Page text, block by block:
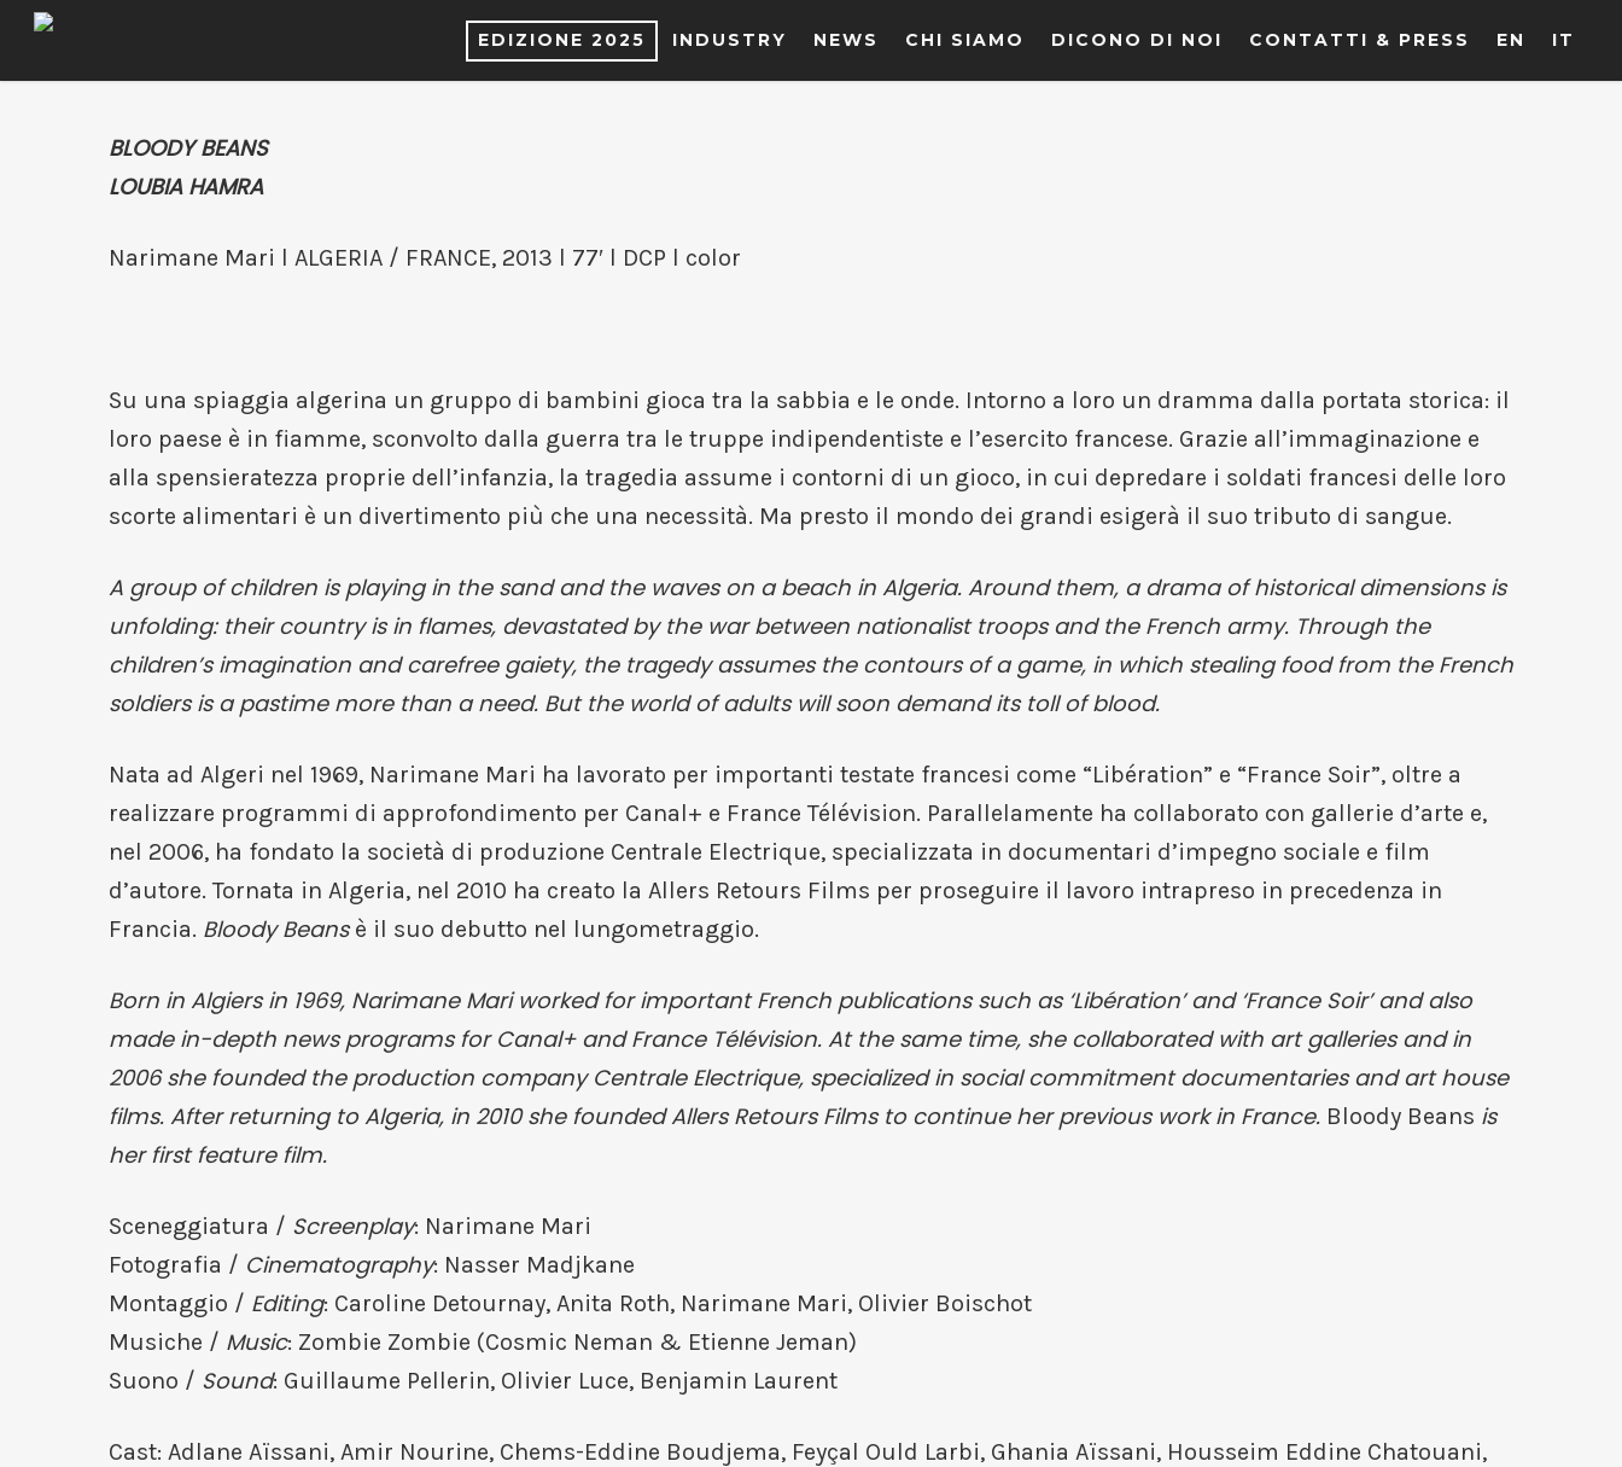
EDIZIONE 2025 INDUSTRY NEWS CHI SIAMO DICONO DI NOI CONTATTI & PRESS EN IT
BLOODY BEANS
LOUBIA HAMRA
Narimane Mari l ALGERIA / FRANCE, 2013 l 77′ l DCP l color
Su una spiaggia algerina un gruppo di bambini gioca tra la sabbia e le onde. Intorno a loro un dramma dalla portata storica: il
loro paese è in fiamme, sconvolto dalla guerra tra le truppe indipendentiste e l’esercito francese. Grazie all’immaginazione e
alla spensieratezza proprie dell’infanzia, la tragedia assume i contorni di un gioco, in cui depredare i soldati francesi delle loro
scorte alimentari è un divertimento più che una necessità. Ma presto il mondo dei grandi esigerà il suo tributo di sangue.
A group of children is playing in the sand and the waves on a beach in Algeria. Around them, a drama of historical dimensions is
unfolding: their country is in flames, devastated by the war between nationalist troops and the French army. Through the
children’s imagination and carefree gaiety, the tragedy assumes the contours of a game, in which stealing food from the French
soldiers is a pastime more than a need. But the world of adults will soon demand its toll of blood.
Nata ad Algeri nel 1969, Narimane Mari ha lavorato per importanti testate francesi come “Libération” e “France Soir”, oltre a
realizzare programmi di approfondimento per Canal+ e France Télévision. Parallelamente ha collaborato con gallerie d’arte e,
nel 2006, ha fondato la società di produzione Centrale Electrique, specializzata in documentari d’impegno sociale e film
d’autore. Tornata in Algeria, nel 2010 ha creato la Allers Retours Films per proseguire il lavoro intrapreso in precedenza in
Francia. Bloody Beansè il suo debutto nel lungometraggio.
Born in Algiers in 1969, Narimane Mari worked for important French publications such as ‘Libération’ and ‘France Soir’ and also
made in-depth news programs for Canal+ and France Télévision. At the same time, she collaborated with art galleries and in
2006 she founded the production company Centrale Electrique, specialized in social commitment documentaries and art house
films. After returning to Algeria, in 2010 she founded Allers Retours Films to continue her previous work in France. Bloody Beans is
her first feature film.
Sceneggiatura / Screenplay: Narimane Mari
Fotografia / Cinematography: Nasser Madjkane
Montaggio / Editing: Caroline Detournay, Anita Roth, Narimane Mari, Olivier Boischot
Musiche / Music: Zombie Zombie (Cosmic Neman & Etienne Jeman)
Suono / Sound: Guillaume Pellerin, Olivier Luce, Benjamin Laurent
Cast: Adlane Aïssani, Amir Nourine, Chems-Eddine Boudjema, Feyçal Ould Larbi, Ghania Aïssani, Housseim Eddine Chatouani,